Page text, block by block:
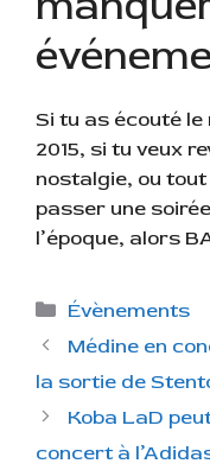
Si tu as écouté
2015, si tu veux
nostalgie, ou
passer une
l’époque, alors
C
a
é
g
o
Évènements
Médine en
la sortie de
Koba LaD
concert à